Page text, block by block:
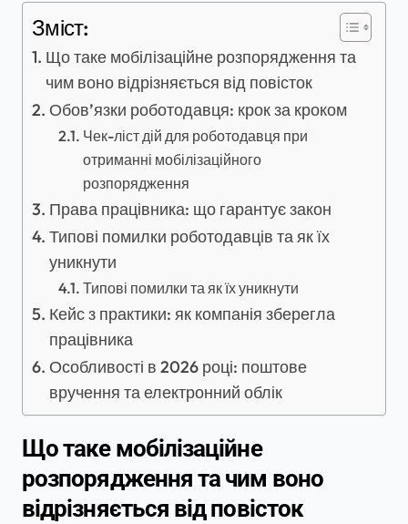
Зміст:
Що таке мобілізаційне розпорядження та
чим воно відрізняється від повісток
Обов’язки роботодавця: крок за кроком
Чек-ліст дій для роботодавця при
отриманні мобілізаційного
розпорядження
Права працівника: що гарантує закон
Типові помилки роботодавців та як їх
уникнути
Типові помилки та як їх уникнути
Кейс з практики: як компанія зберегла
працівника
Особливості в 2026 році: поштове
вручення та електронний облік
Що таке мобілізаційне
розпорядження та чим воно
відрізняється від повісток